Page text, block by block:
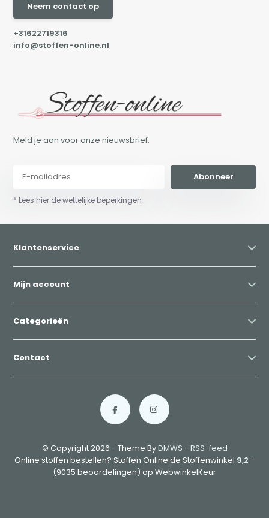
Neem contact op
+31622719316
info@stoffen-online.nl
Meld je aan voor onze nieuwsbrief:
Abonneer
* Lees hier de wettelijke beperkingen
Klantenservice
Mijn account
Categorieën
Contact
© Copyright 2026 - Theme ByDMWS - RSS-feed
Online stoffen bestellen? Stoffen Online de Stoffenwinkel 9,2 -
(9035 beoordelingen) op WebwinkelKeur